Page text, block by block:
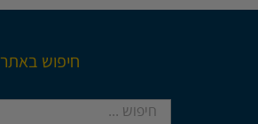
חיפוש באתר
חיפוש...